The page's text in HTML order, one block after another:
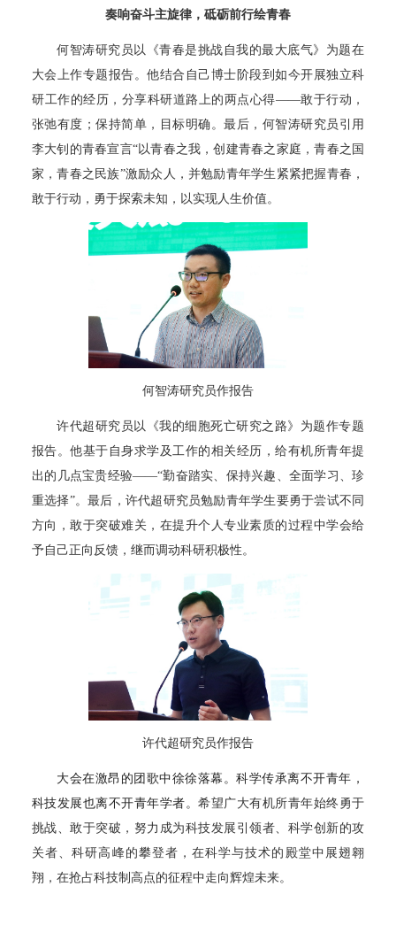
奏响奋斗主旋律，砥砺前行绘青春
何智涛研究员以《青春是挑战自我的最大底气》为题在
大会上作专题报告。他结合自己博士阶段到如今开展独立科
研工作的经历，分享科研道路上的两点心得——敢于行动，
张弛有度；保持简单，目标明确。最后，何智涛研究员引用
李大钊的青春宣言“以青春之我，创建青春之家庭，青春之国
家，青春之民族”激励众人，并勉励青年学生紧紧把握青春，
敢于行动，勇于探索未知，以实现人生价值。
何智涛研究员作报告
许代超研究员以《我的细胞死亡研究之路》为题作专题
报告。他基于自身求学及工作的相关经历，给有机所青年提
出的几点宝贵经验——“勤奋踏实、保持兴趣、全面学习、珍
重选择”。最后，许代超研究员勉励青年学生要勇于尝试不同
方向，敢于突破难关，在提升个人专业素质的过程中学会给
予自己正向反馈，继而调动科研积极性。
许代超研究员作报告
大会在激昂的团歌中徐徐落幕。科学传承离不开青年，
科技发展也离不开青年学者。希望广大有机所青年始终勇于
挑战、敢于突破，努力成为科技发展引领者、科学创新的攻
关者、科研高峰的攀登者，在科学与技术的殿堂中展翅翱
翔，在抢占科技制高点的征程中走向辉煌未来。